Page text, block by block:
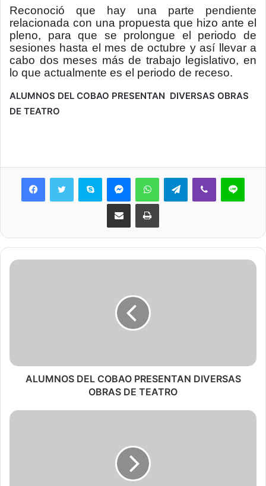
Reconoció que hay una parte pendiente
relacionada con una propuesta que hizo ante el
pleno, para que se prolongue el periodo de
sesiones hasta el mes de octubre y así llevar a
cabo dos meses más de trabajo legislativo, en
lo que actualmente es el periodo de receso.
ALUMNOS DEL COBAO PRESENTAN DIVERSAS OBRAS
DE TEATRO
Skype MessengerWhatsAppTelegramViber Line
Share via Email Print
ALUMNOS DEL COBAO PRESENTAN DIVERSAS
OBRAS DE TEATRO